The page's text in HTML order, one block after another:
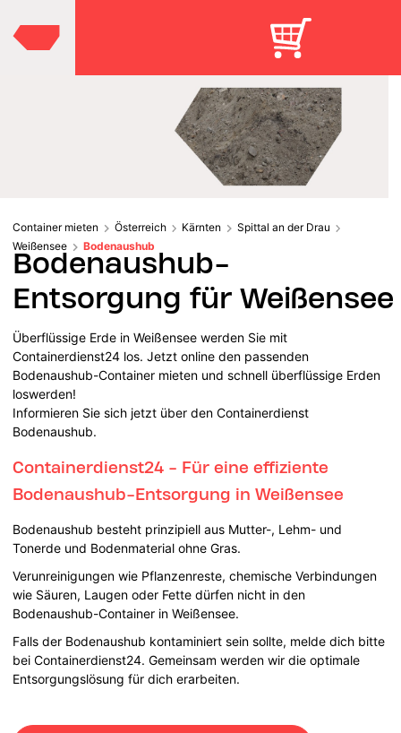
Container mieten Österreich Kärnten
Spittal an der Drau
Weißensee
Bodenaushub
Bodenaushub-
Entsorgung für Weißensee
Überflüssige Erde in Weißensee werden Sie mit
Containerdienst24 los. Jetzt online den passenden
Bodenaushub-Container mieten und schnell überflüssige Erden
loswerden!
Informieren Sie sich jetzt über den Containerdienst
Bodenaushub.
Containerdienst24 - Für eine effiziente
Bodenaushub-Entsorgung in Weißensee
Bodenaushub besteht prinzipiell aus Mutter-, Lehm- und
Tonerde und Bodenmaterial ohne Gras.
Verunreinigungen wie Pflanzenreste, chemische Verbindungen
wie Säuren, Laugen oder Fette dürfen nicht in den
Bodenaushub-Container in Weißensee.
Falls der Bodenaushub kontaminiert sein sollte, melde dich bitte
bei Containerdienst24. Gemeinsam werden wir die optimale
Entsorgungslösung für dich erarbeiten.